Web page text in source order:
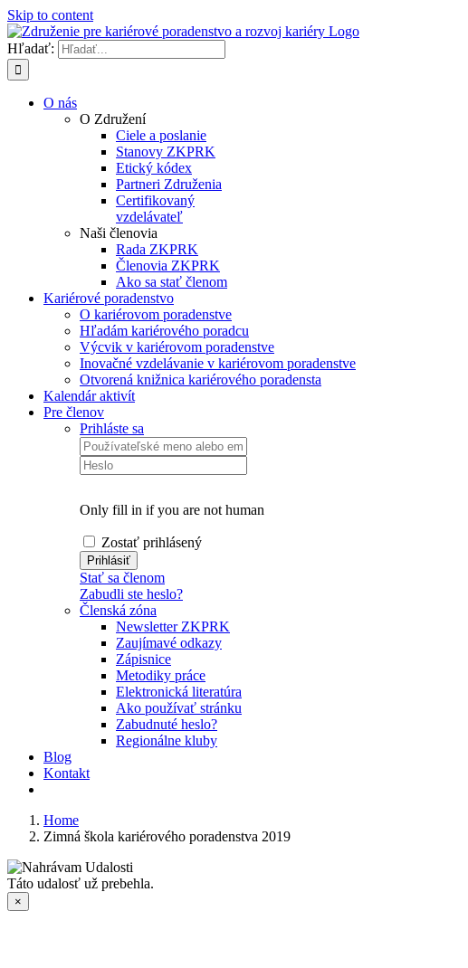
Skip to content
Hľadať:
O nás
O Združení
Ciele a poslanie
Stanovy ZKPRK
Etický kódex
Partneri Združenia
Certifikovaný
vzdelávateľ
Naši členovia
Rada ZKPRK
Členovia ZKPRK
Ako sa stať členom
Kariérové poradenstvo
O kariérovom poradenstve
Hľadám kariérového poradcu
Výcvik v kariérovom poradenstve
Inovačné vzdelávanie v kariérovom poradenstve
Otvorená knižnica kariérového poradensta
Kalendár aktivít
Pre členov
Prihláste sa
Only fill in if you are not human
Zostať prihlásený
Stať sa členom
Zabudli ste heslo?
Členská zóna
Newsletter ZKPRK
Zaujímavé odkazy
Zápisnice
Metodiky práce
Elektronická literatúra
Ako používať stránku
Zabudnuté heslo?
Regionálne kluby
Blog
Kontakt
Home
Zimná škola kariérového poradenstva 2019
Táto udalosť už prebehla.
×